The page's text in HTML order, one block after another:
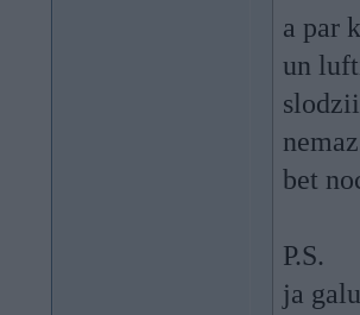
a par
un
bet
P.S.
ja